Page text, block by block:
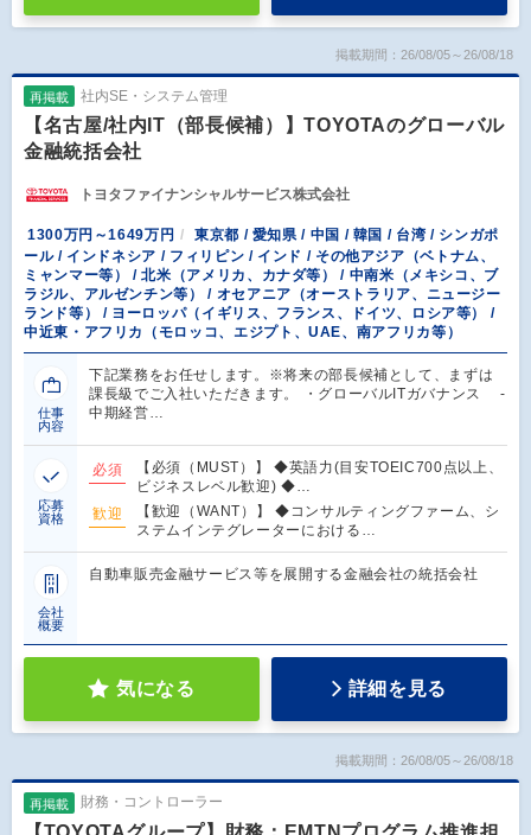
掲載期間：26/08/05～26/08/18
再掲載 社内SE・システム管理
【名古屋/社内IT（部長候補）】TOYOTAのグローバル
金融統括会社
トヨタファイナンシャルサービス株式会社
1300万円～1649万円
東京都 / 愛知県 / 中国 / 韓国 / 台湾 / シンガポ
ール / インドネシア / フィリピン / インド / その他アジア（ベトナム、
ミャンマー等） / 北米（アメリカ、カナダ等） / 中南米（メキシコ、ブ
ラジル、アルゼンチン等） / オセアニア（オーストラリア、ニュージー
ランド等） / ヨーロッパ（イギリス、フランス、ドイツ、ロシア等） /
中近東・アフリカ（モロッコ、エジプト、UAE、南アフリカ等）
仕事
内容
下記業務をお任せします。※将来の部長候補として、まずは
課長級でご入社いただきます。 ・グローバルITガバナンス ‐
中期経営…
応募
資格
必須
【必須（MUST）】 ◆英語力(目安TOEIC700点以上、
ビジネスレベル歓迎) ◆…
歓迎
【歓迎（WANT）】 ◆コンサルティングファーム、シ
ステムインテグレーターにおける…
会社
概要
自動車販売金融サービス等を展開する金融会社の統括会社
気になる 詳細を見る
掲載期間：26/08/05～26/08/18
再掲載 財務・コントローラー